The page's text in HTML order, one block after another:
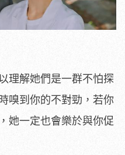
理解她們是一群不怕探
嗅到你的不對勁，若你
她一定也會樂於與你促